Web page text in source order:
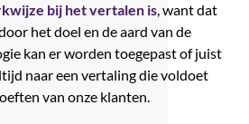
bij het vertalen is, want dat
het doel en de aard van de
kan er worden toegepast of juist
naar een vertaling die voldoet
van onze klanten.